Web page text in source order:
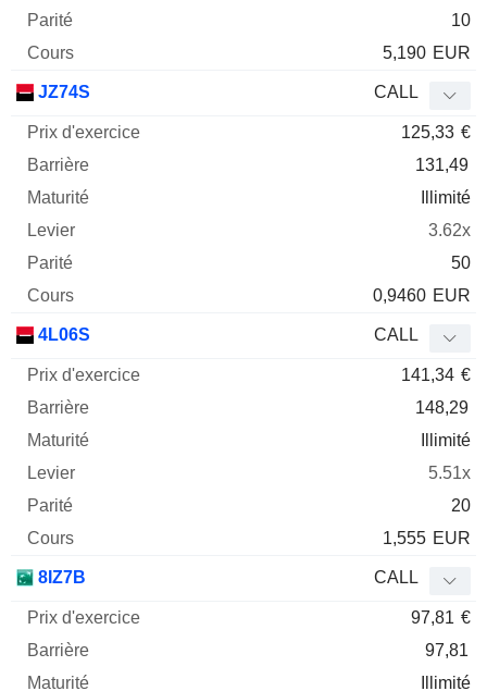
10
5,190 EUR
JZ74S CALL
125,33 €
131,49
Illimité
3.62x
50
0,9460 EUR
4L06S CALL
141,34 €
148,29
Illimité
5.51x
20
1,555 EUR
8IZ7B CALL
97,81 €
97,81
Illimité